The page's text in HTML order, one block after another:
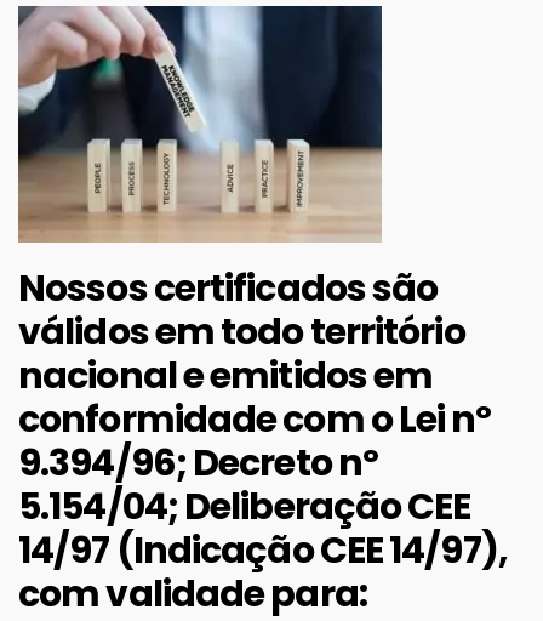
Nossos certificados são
válidos em todo território
nacionale emitidos em
conformidade com o Lei nº
9.394/96; Decreto nº
5.154/04; Deliberação CEE
14/97 (Indicação CEE 14/97),
com validade para: